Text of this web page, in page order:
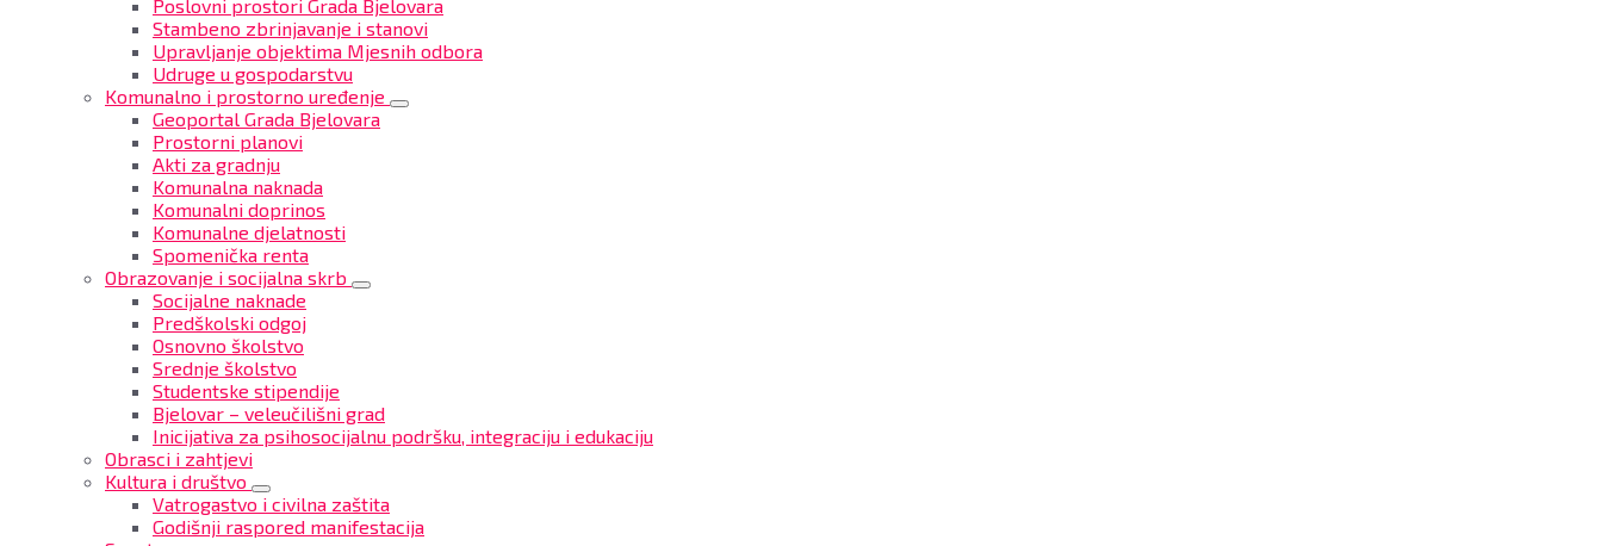
Poslovni prostori Grada Bjelovara
Stambeno zbrinjavanje i stanovi
Upravljanje objektima Mjesnih odbora
Udruge u gospodarstvu
Komunalno i prostorno uređenje
Geoportal Grada Bjelovara
Prostorni planovi
Akti za gradnju
Komunalna naknada
Komunalni doprinos
Komunalne djelatnosti
Spomenička renta
Obrazovanje i socijalna skrb
Socijalne naknade
Predškolski odgoj
Osnovno školstvo
Srednje školstvo
Studentske stipendije
Bjelovar – veleučilišni grad
Inicijativa za psihosocijalnu podršku, integraciju i edukaciju
Obrasci i zahtjevi
Kultura i društvo
Vatrogastvo i civilna zaštita
Godišnji raspored manifestacija